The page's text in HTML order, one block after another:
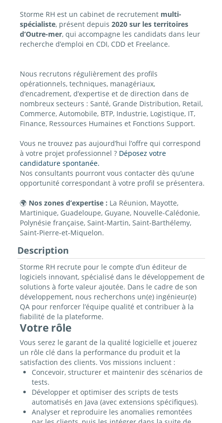
Storme RH est un cabinet de recrutement multi-
spécialiste, présent depuis 2020 sur les territoires
d’Outre-mer, qui accompagne les candidats dans leur
recherche d’emploi en CDI, CDD et Freelance.
Nous recrutons régulièrement des profils
opérationnels, techniques, managériaux,
d’encadrement, d’expertise et de direction dans de
nombreux secteurs : Santé, Grande Distribution, Retail,
Commerce, Automobile, BTP, Industrie, Logistique, IT,
Finance, Ressources Humaines et Fonctions Support.
Vous ne trouvez pas aujourd’hui l’offre qui correspond
à votre projet professionnel ? Déposez votre
candidature spontanée.
Nos consultants pourront vous contacter dès qu’une
opportunité correspondant à votre profil se présentera.
🌍 Nos zones d’expertise : La Réunion, Mayotte,
Martinique, Guadeloupe, Guyane, Nouvelle-Calédonie,
Polynésie française, Saint-Martin, Saint-Barthélemy,
Saint-Pierre-et-Miquelon.
Description
Storme RH recrute pour le compte d’un éditeur de
logiciels innovant, spécialisé dans le développement de
solutions à forte valeur ajoutée. Dans le cadre de son
développement, nous recherchons un(e) ingénieur(e)
QA pour renforcer l’équipe qualité et contribuer à la
fiabilité de la plateforme.
Votre rôle
Vous serez le garant de la qualité logicielle et jouerez
un rôle clé dans la performance du produit et la
satisfaction des clients. Vos missions incluent :
Concevoir, structurer et maintenir des scénarios de
tests.
Développer et optimiser des scripts de tests
automatisés en Java (avec extensions spécifiques).
Analyser et reproduire les anomalies remontées